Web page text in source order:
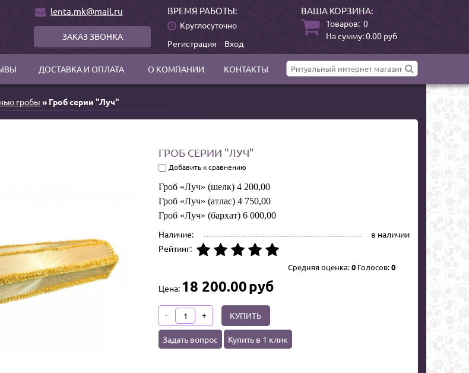
lenta.mk@mail.ru
ЗАКАЗ ЗВОНКА
ВРЕМЯ РАБОТЫ:
Круглосуточно
ВАША КОРЗИНА:
Товаров: 0
На сумму:0.00 руб
Регистрация Вход
ДОСТАВКА И ОПЛАТА О КОМПАНИИ КОНТАКТЫ
гробы » Гроб серии "Луч"
ГРОБ СЕРИИ "ЛУЧ"
Добавить к сравнению
Гроб «Луч» (шелк) 4 200,00
Гроб «Луч» (атлас) 4 750,00
Гроб «Луч» (бархат) 6 000,00
Наличие:
в наличии
Рейтинг:
Средняя оценка:0 Голосов:0
Цена: 18 200.00руб
- + КУПИТЬ
Задать вопрос Купить в 1 клик